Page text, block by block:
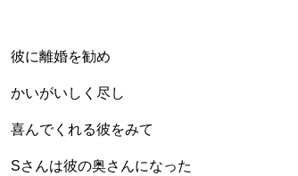
彼に離婚を勧め
かいがいしく尽し
喜んでくれる彼をみて
Sさんは彼の奥さんになった